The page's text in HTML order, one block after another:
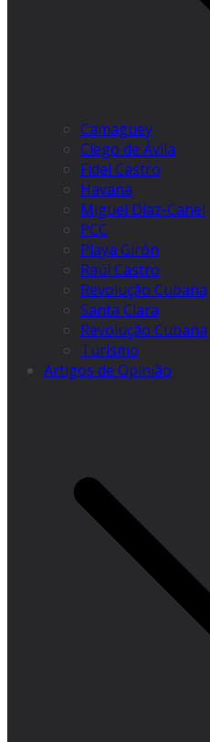
Camagüey
Ciego de Ávila
Fidel Castro
Havana
Miguel Díaz-Canel
PCC
Playa Girón
Raúl Castro
Revolução Cubana
Santa Clara
Revolução Cubana
Turismo
Artigos de Opinião